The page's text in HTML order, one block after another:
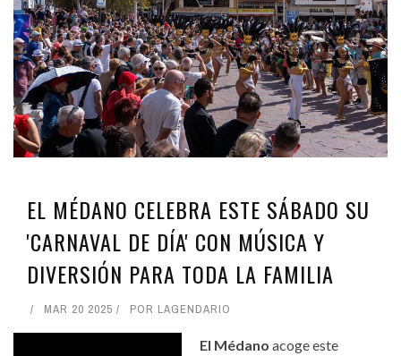
EL MÉDANO CELEBRA ESTE SÁBADO SU
'CARNAVAL DE DÍA' CON MÚSICA Y
DIVERSIÓN PARA TODA LA FAMILIA
MAR 20 2025 POR LAGENDARIO
El Médano acoge este